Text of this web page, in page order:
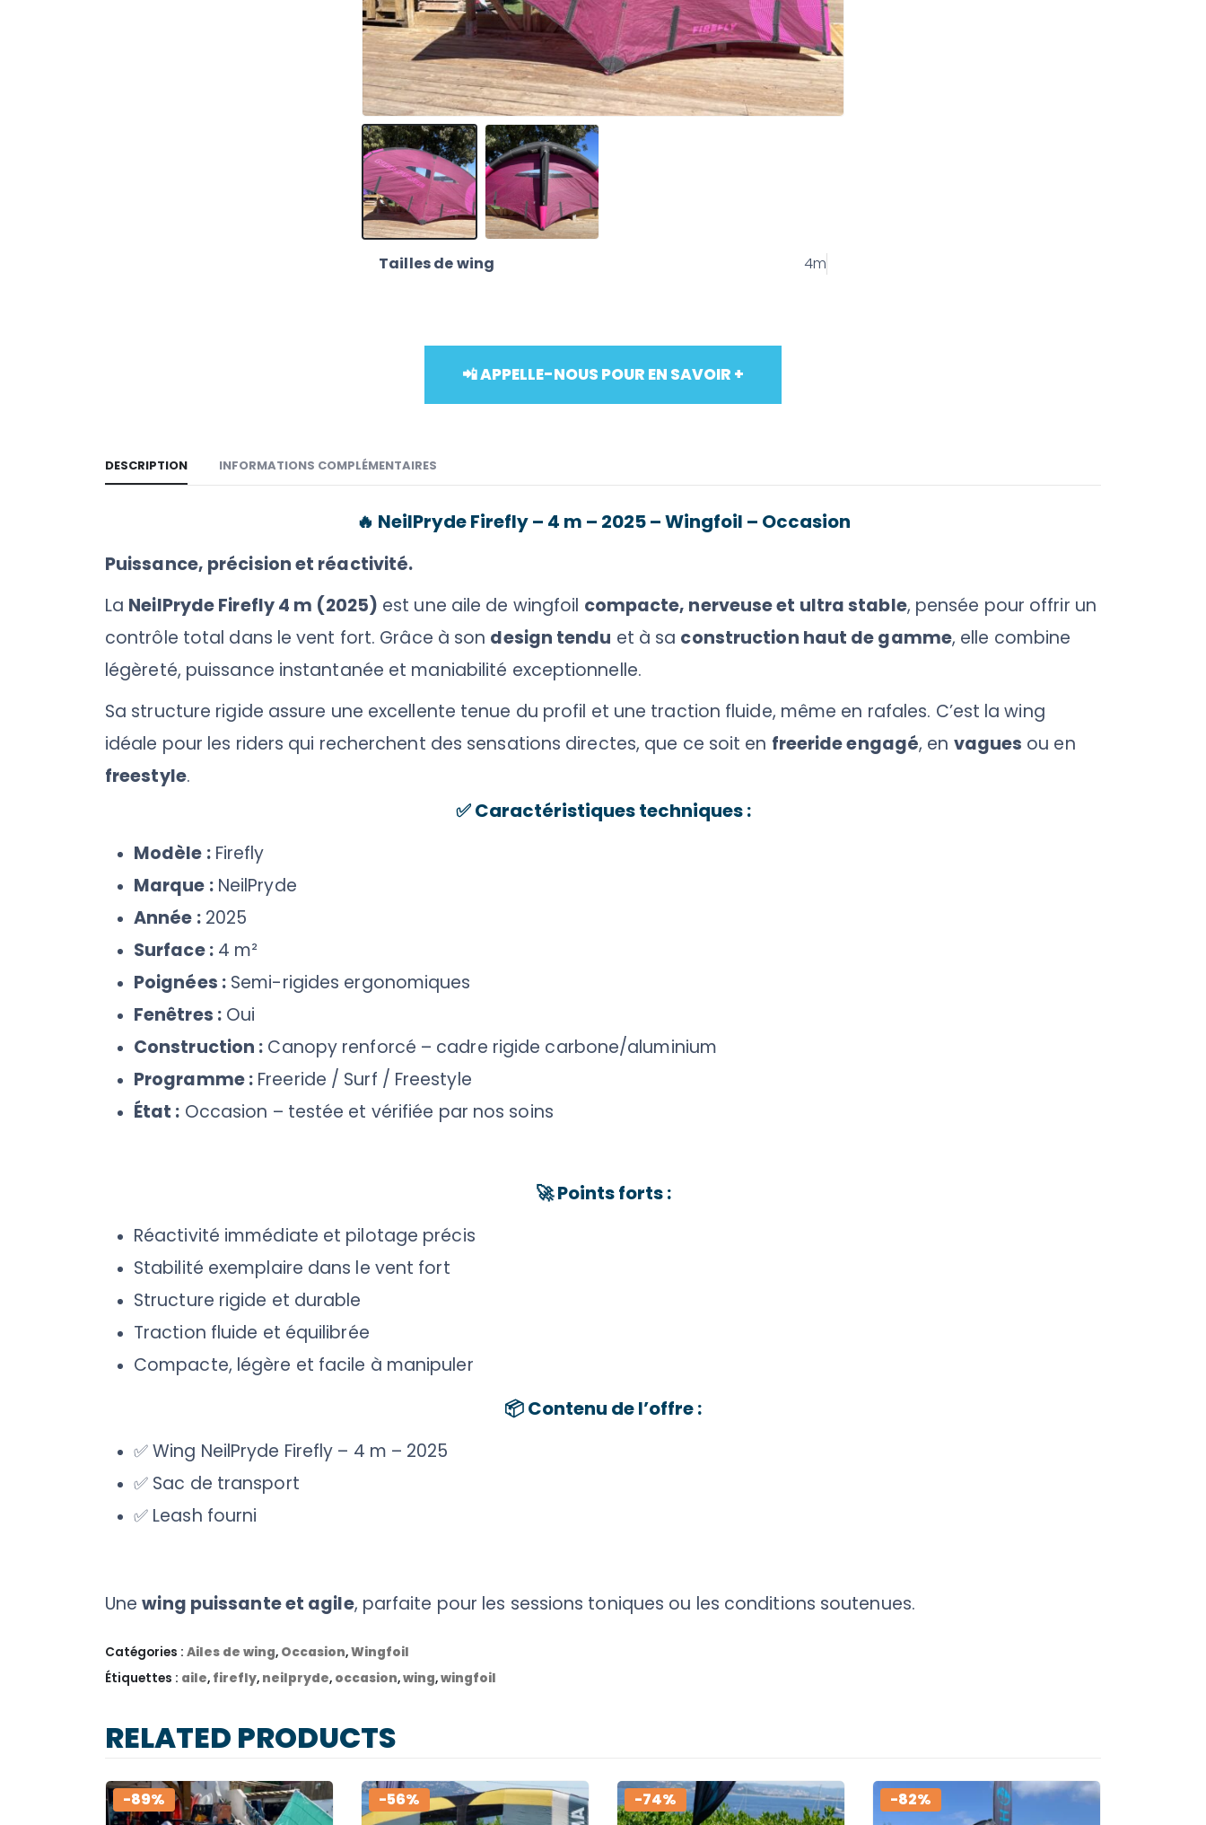
Tailles de wing 4m
📲 APPELLE-NOUS POUR EN SAVOIR +
DESCRIPTION INFORMATIONS COMPLÉMENTAIRES
🔥 NeilPryde Firefly – 4 m – 2025 – Wingfoil – Occasion
Puissance, précision et réactivité.
La NeilPryde Firefly 4 m (2025) est une aile de wingfoil compacte, nerveuse et ultra stable, pensée pour offrir un
contrôle total dans le vent fort. Grâce à son design tendu et à sa construction haut de gamme, elle combine
légèreté, puissance instantanée et maniabilité exceptionnelle.
Sa structure rigide assure une excellente tenue du profil et une traction fluide, même en rafales. C’est la wing
idéale pour les riders qui recherchent des sensations directes, que ce soit en freeride engagé, en vagues ou en
freestyle.
✅Caractéristiques techniques :
Modèle :Firefly
Marque :NeilPryde
Année :2025
Surface :4 m²
Poignées :Semi-rigides ergonomiques
Fenêtres :Oui
Construction : Canopy renforcé – cadre rigide carbone/aluminium
Programme : Freeride / Surf / Freestyle
État : Occasion – testée et vérifiée par nos soins
🚀Points forts :
Réactivité immédiate et pilotage précis
Stabilité exemplaire dans le vent fort
Structure rigide et durable
Traction fluide et équilibrée
Compacte, légère et facile à manipuler
📦Contenu de l’offre :
✅ Wing NeilPryde Firefly – 4 m – 2025
✅ Sac de transport
✅ Leash fourni
Unewing puissante et agile, parfaite pour les sessions toniques ou les conditions soutenues.
Catégories : Ailes de wing, Occasion,Wingfoil
Étiquettes : aile, firefly, neilpryde, occasion,wing,wingfoil
RELATED PRODUCTS
-89% -56% -74% -82%